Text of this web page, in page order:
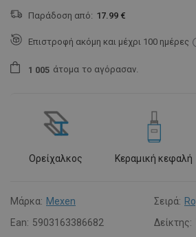
Παράδοση από: 17.99 €
Επιστροφή ακόμη και μέχρι 100 ημέρες
1 005 άτομα το αγόρασαν.
Ορείχαλκος Κεραμική κεφαλή
Μάρκα: Mexen Σειρά:
Ean: 5903163386682 Δείκτης: